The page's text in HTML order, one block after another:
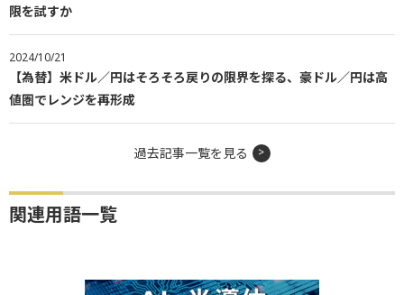
限を試すか
2024/10/21
【為替】米ドル／円はそろそろ戻りの限界を探る、豪ドル／円は高
値圏でレンジを再形成
過去記事一覧を見る
関連用語一覧